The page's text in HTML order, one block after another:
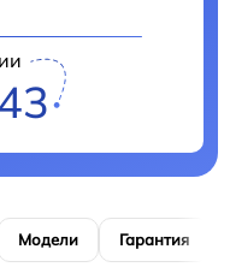
Модели Гарантия